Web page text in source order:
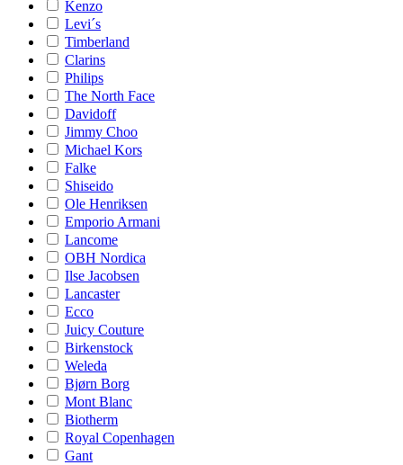
Kenzo
Levi´s
Timberland
Clarins
Philips
The North Face
Davidoff
Jimmy Choo
Michael Kors
Falke
Shiseido
Ole Henriksen
Emporio Armani
Lancome
OBH Nordica
Ilse Jacobsen
Lancaster
Ecco
Juicy Couture
Birkenstock
Weleda
Bjørn Borg
Mont Blanc
Biotherm
Royal Copenhagen
Gant